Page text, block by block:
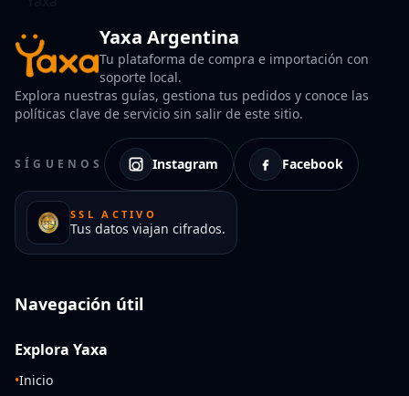
Yaxa Argentina
Tu plataforma de compra e importación con
soporte local.
Explora nuestras guías, gestiona tus pedidos y conoce las
políticas clave de servicio sin salir de este sitio.
SÍGUENOS Instagram Facebook
SSL ACTIVO
Tus datos viajan cifrados.
Navegación útil
Explora Yaxa
•Inicio